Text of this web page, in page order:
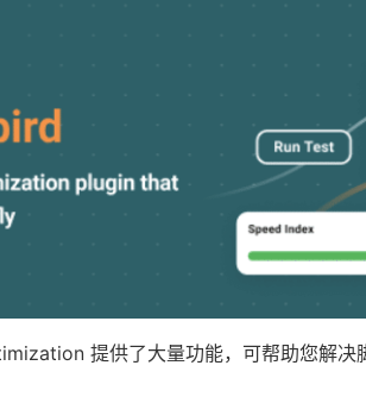
提供了大量功能，可帮助您解决